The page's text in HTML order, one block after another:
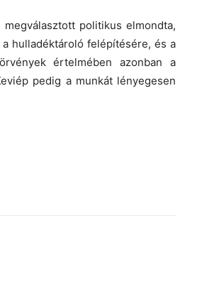
politikus elmondta,
hulladéktároló felépítésére, és a
értelmében azonban a
pedig a munkát lényegesen